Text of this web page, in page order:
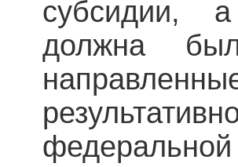
субсидии,
должна